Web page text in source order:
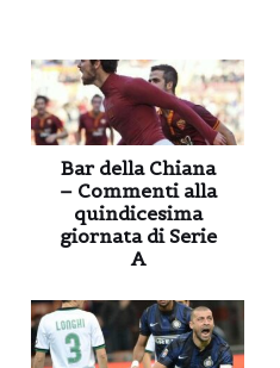
Bar della Chiana
– Commenti alla
quindicesima
giornata di Serie
A